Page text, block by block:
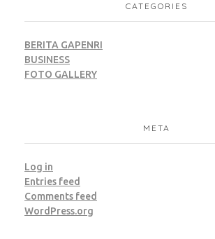
CATEGORIES
BERITA GAPENRI
BUSINESS
FOTO GALLERY
META
Log in
Entries feed
Comments feed
WordPress.org